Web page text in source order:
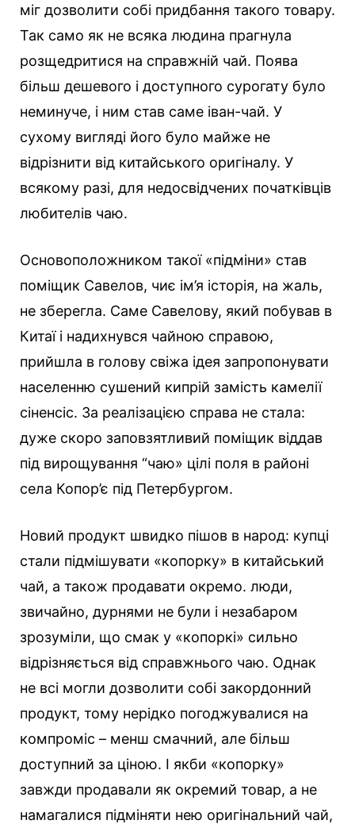
міг дозволити собі придбання такого товару.
Так само як не всяка людина прагнула
розщедритися на справжній чай. Поява
більш дешевого і доступного сурогату було
неминуче, і ним став саме іван-чай. У
сухому вигляді його було майже не
відрізнити від китайського оригіналу. У
всякому разі, для недосвідчених початківців
любителів чаю.
Основоположником такої «підміни» став
поміщик Савелов, чиє ім’я історія, на жаль,
не зберегла. Саме Савелову, який побував в
Китаї і надихнувся чайною справою,
прийшла в голову свіжа ідея запропонувати
населенню сушений кипрій замість камелії
сіненсіс. За реалізацією справа не стала:
дуже скоро заповзятливий поміщик віддав
під вирощування “чаю» цілі поля в районі
села Копор’є під Петербургом.
Новий продукт швидко пішов в народ: купці
стали підмішувати «копорку» в китайський
чай, а також продавати окремо. люди,
звичайно, дурнями не були і незабаром
зрозуміли, що смак у «копоркі» сильно
відрізняється від справжнього чаю. Однак
не всі могли дозволити собі закордонний
продукт, тому нерідко погоджувалися на
компроміс – менш смачний, але більш
доступний за ціною. І якби «копорку»
завжди продавали як окремий товар, а не
намагалися підміняти нею оригінальний чай,